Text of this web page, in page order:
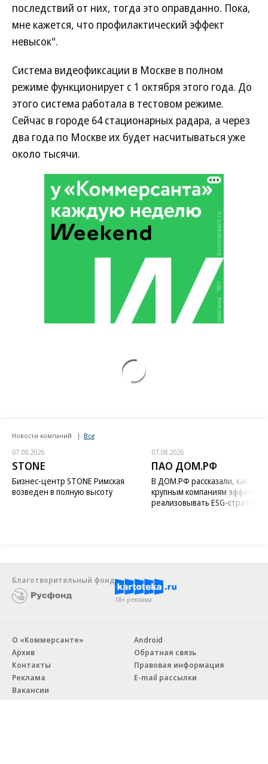
последствий от них, тогда это оправданно. Пока,
мне кажется, что профилактический эффект
невысок".
Система видеофиксации в Москве в полном
режиме функционирует с 1 октября этого года. До
этого система работала в тестовом режиме.
Сейчас в городе 64 стационарных радара, а через
два года по Москве их будет насчитываться уже
около тысячи.
Новости компаний Все
07.08.2026
STONE
Бизнес-центр STONE Римская
возведен в полную высоту
07.08.2026
ПАО ДОМ.РФ
В ДОМ.РФ рассказали, как
крупным компаниям
реализовывать ESG-стратегию
Благотворительный фонд
18+ реклама
О «Коммерсанте»
Архив
Контакты
Реклама
Вакансии
Android
Обратная связь
Правовая информация
E-mail рассылки